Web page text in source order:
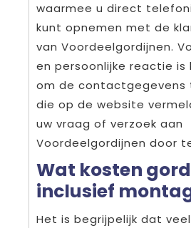
waarmee u direct
kunt opnemen met de
van Voordeelgordijnen.
en persoonlijke reactie is
om de contactgegevens
die op de website
uw vraag of verzoek aan
Voordeelgordijnen door
Wat kosten
inclusief
Het is begrijpelijk dat